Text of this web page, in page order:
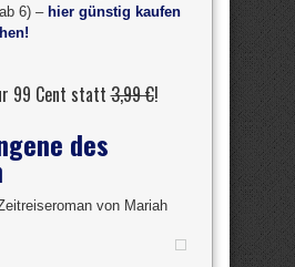
6) – hier günstig kaufen
99 Cent statt3,99 €!
des
von Mariah